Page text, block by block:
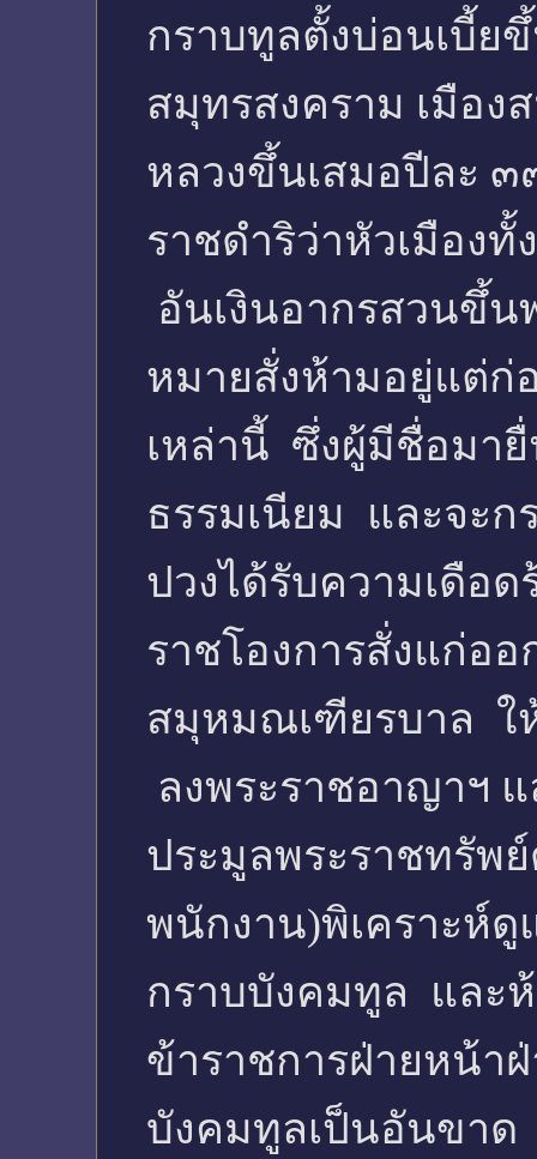
กราบทูลตั้งบ่อนเบี้ย
สมุทรสงคราม เมือง
หลวงขึ้นเสมอปีละ
ราชดำริว่าหัวเมือง
อันเงินอากรสวนขึ้
หมายสั่งห้ามอยู่แต่ก่
เหล่านี้ ซึ่งผู้มีชื่อมา
ธรรมเนียม และจะ
ปวงได้รับความเดือ
ราชโองการสั่งแก่อ
สมุหมณเฑียรบาล ใ
ลงพระราชอาญาฯ
ประมูลพระราชทรัพ
พนักงาน)พิเคราะห์
กราบบังคมทูล และห้
ข้าราชการฝ่ายหน้า
บังคมทูลเป็นอันขาด